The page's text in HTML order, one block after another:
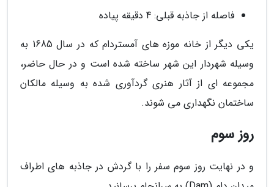
فاصله از جاذبه قبلی: 4 دقیقه پیاده
یکی دیگر از خانه موزه های آمستردام که در سال 1685 به
وسیله شهردار این شهر ساخته شده است و در حال حاضر،
مجموعه ای از آثار هنری گردآوری شده به وسیله مالکان
ساختمان نگهداری می شوند.
روز سوم
و در نهایت روز سوم سفر را با گردش در جاذبه های اطراف